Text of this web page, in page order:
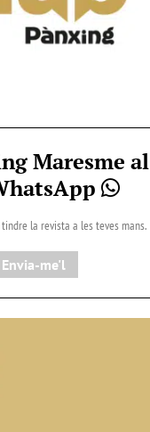
Maresme al
la revista a les teves mans.
Envia-me'l